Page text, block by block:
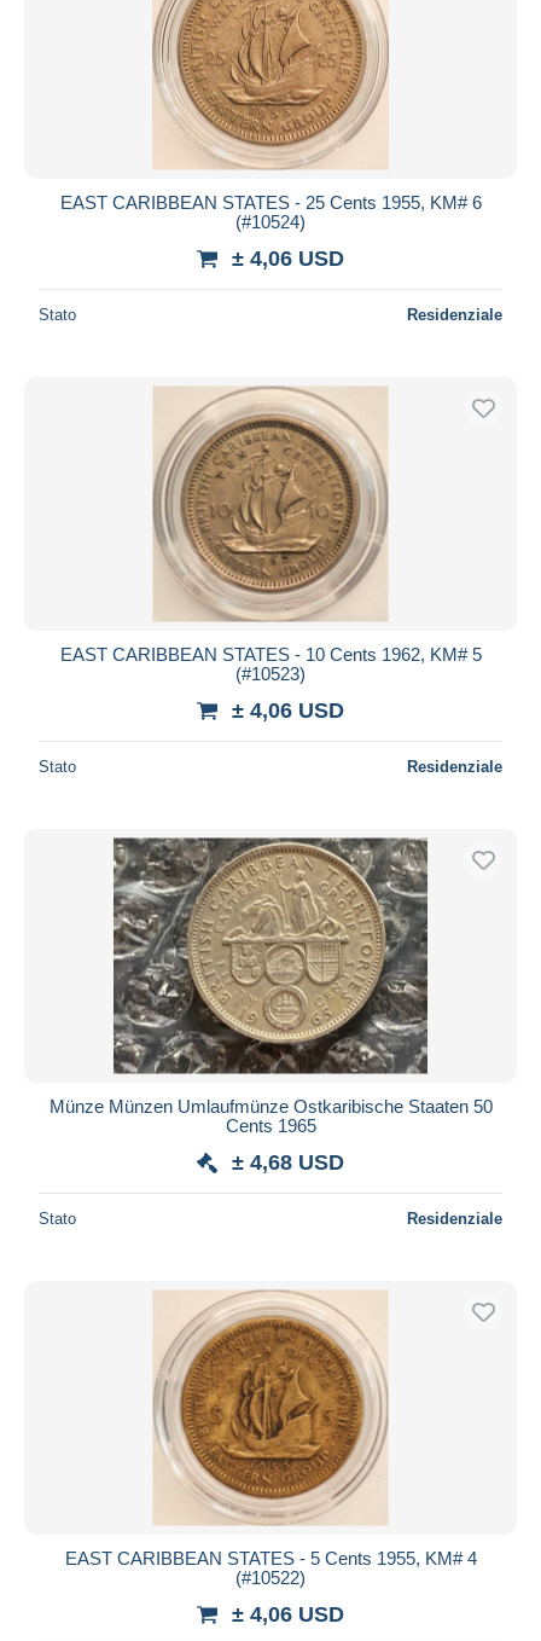
EAST CARIBBEAN STATES - 25 Cents 1955, KM# 6
(#10524)
± 4,06 USD
Stato Residenziale
EAST CARIBBEAN STATES - 10 Cents 1962, KM# 5
(#10523)
± 4,06 USD
Stato Residenziale
Münze Münzen Umlaufmünze Ostkaribische Staaten 50
Cents 1965
± 4,68 USD
Stato Residenziale
EAST CARIBBEAN STATES - 5 Cents 1955, KM# 4
(#10522)
± 4,06 USD